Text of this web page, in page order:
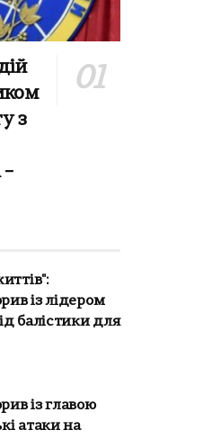
з
–
із лідером
балістики для
із главою
атаки на